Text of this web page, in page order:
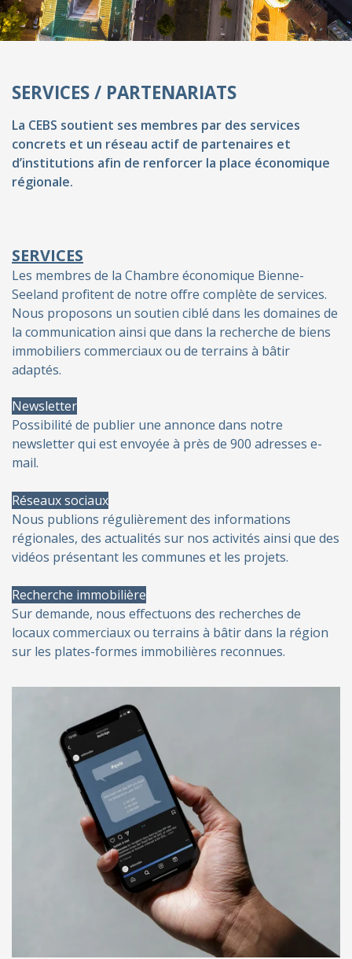
SERVICES / PARTENARIATS
La CEBS soutient ses membres par des services
concrets et un réseau actif de partenaires et
d’institutions afin de renforcer la place économique
régionale.
SERVICES
Les membres de la Chambre économique Bienne-
Seeland profitent de notre offre complète de services.
Nous proposons un soutien ciblé dans les domaines de
la communication ainsi que dans la recherche de biens
immobiliers commerciaux ou de terrains à bâtir
adaptés.
Newsletter
Possibilité de publier une annonce dans notre
newsletter qui est envoyée à près de 900 adresses e-
mail.
Réseaux sociaux
Nous publions régulièrement des informations
régionales, des actualités sur nos activités ainsi que des
vidéos présentant les communes et les projets.
Recherche immobilière
Sur demande, nous effectuons des recherches de
locaux commerciaux ou terrains à bâtir dans la région
sur les plates-formes immobilières reconnues.